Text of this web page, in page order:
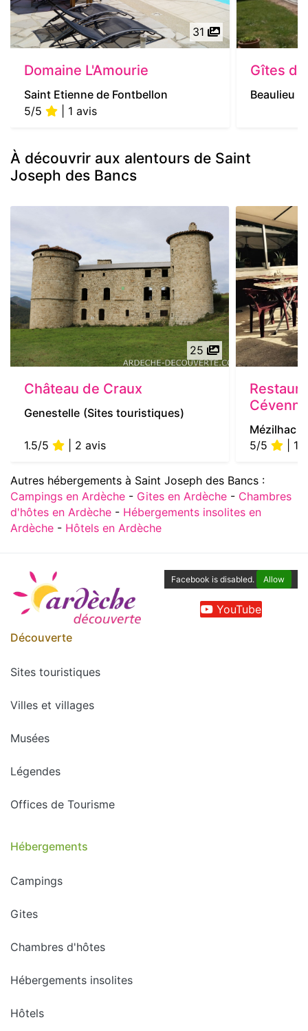
31
Domaine L'Amourie
Saint Etienne de Fontbellon
5/5
| 1 avis
Gîtes
Beaulieu
À découvrir aux alentours de Saint
Joseph des Bancs
25
Château de Craux
Genestelle (Sites touristiques)
1.5/5 | 2 avis
Mézilhac
5/5
| 1
Autres hébergements à Saint Joseph des Bancs :
Campings en Ardèche - Gites en Ardèche - Chambres
d'hôtes en Ardèche - Hébergements insolites en
Ardèche - Hôtels en Ardèche
Facebook is disabled. Allow
YouTube
Découverte
Sites touristiques
Villes et villages
Musées
Légendes
Offices de Tourisme
Hébergements
Campings
Gites
Chambres d'hôtes
Hébergements insolites
Hôtels